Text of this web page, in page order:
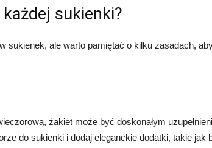
sukienki?
sukienek, ale warto pamiętać o kilku zasadach,
żakiet może być doskonałym
do sukienki i dodaj eleganckie dodatki, takie jak